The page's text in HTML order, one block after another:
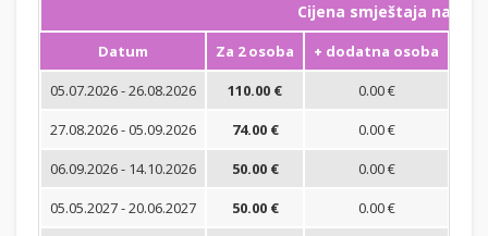
Cijena smještaja na noć
Datum Za 2 osoba + dodatna osoba
05.07.2026 - 26.08.2026
110.00 €
0.00 €
27.08.2026 - 05.09.2026
74.00 €
0.00 €
06.09.2026 - 14.10.2026
50.00 €
0.00 €
05.05.2027 - 20.06.2027
50.00 €
0.00 €